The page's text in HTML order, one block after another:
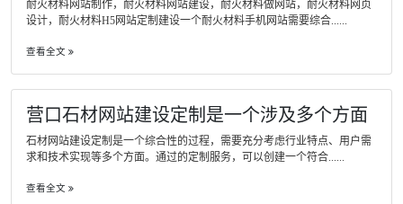
耐火材料网站制作，耐火材料网站建设，耐火材料做网站，耐火材料网页
设计，耐火材料H5网站定制建设一个耐火材料手机网站需要综合......
查看全文
营口石材网站建设定制是一个涉及多个方面
石材网站建设定制是一个综合性的过程，需要充分考虑行业特点、用户需
求和技术实现等多个方面。通过的定制服务，可以创建一个符合......
查看全文